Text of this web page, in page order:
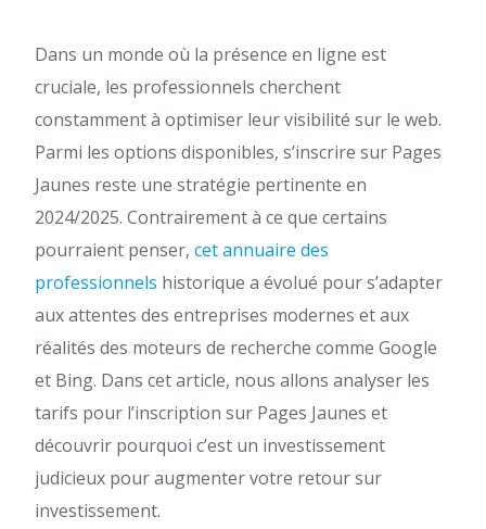
Dans un monde où la présence en ligne est
cruciale, les professionnels cherchent
constamment à optimiser leur visibilité sur le web.
Parmi les options disponibles, s’inscrire sur Pages
Jaunes reste une stratégie pertinente en
2024/2025. Contrairement à ce que certains
pourraient penser, cet annuaire des
professionnels historique a évolué pour s’adapter
aux attentes des entreprises modernes et aux
réalités des moteurs de recherche comme Google
et Bing. Dans cet article, nous allons analyser les
tarifs pour l’inscription sur Pages Jaunes et
découvrir pourquoi c’est un investissement
judicieux pour augmenter votre retour sur
investissement.